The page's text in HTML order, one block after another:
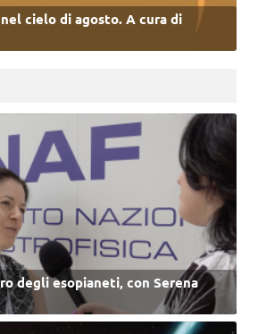
nel cielo di agosto. A cura di
degli esopianeti, con Serena